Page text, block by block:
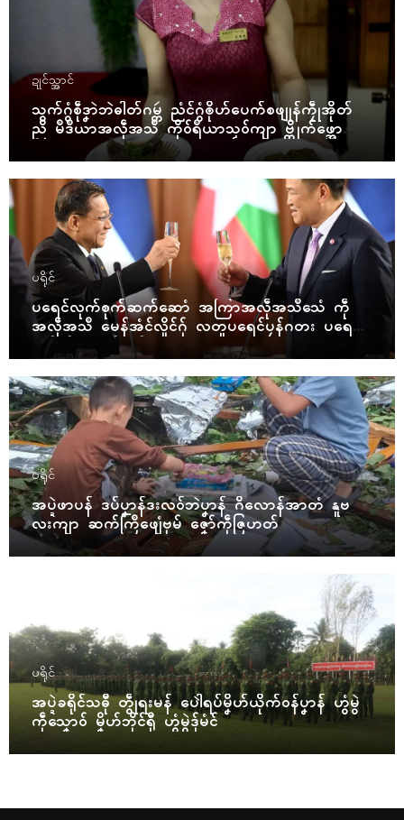
ဍုၚ်သ္အာၚ်
သွက်ဂွံစဵုဒၞာဲဘဲဓါတ်ဂမ္တဴ ညံၚ်ဂွံၜိုဟ်ပေက်စဖျုန်ကၠဵုအိုတ်
ညိ မဳဒဳယာအလဵုအသဳ ကိုဝ်ရဳယာသၟဝ်ကျာ ဗ္တိုက်ဖ္အော
ပရိုၚ်
ပရေၚ်လုက်စုက်ဆက်ဆောံ အကြာအလဵုအသဳသေံ ကဵု
အလဵုအသဳ မေန်အံၚ်လှိုၚ်ဂှ် လတူပရေၚ်ပၠန်ဂတး ပရေၚ်ဇီု
ကပိုက် နွံကၠုၚ်မာန်ဟာ
ပရိုၚ်
အပ္ဍဲဖာပန် ဒပ်ပၞာန်ဒးလဝ်ဘဲပၞာန် ဂိလောန်အာတံ နူဗ
လးကျာ ဆက်ကြဳဖျေံဗုမ် ဇၞော်ကဵုဇြဟတ်
ပရိုၚ်
အပ္ဍဲခရိုၚ်သဓီု တွဵုရးမန် ပေါဲရပ်မၞိဟ်ယိုက်ဝန်ပၞာန် ဟွံမွဲ
ကဵုသၞောဝ် မၞိဟ်ဘိုၚ်ရီု ဟွံမွဲဒှ်မံၚ်